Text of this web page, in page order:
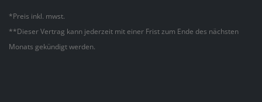
*Preis inkl. mwst.
**Dieser Vertrag kann jederzeit mit einer Frist zum Ende des nächsten
Monats gekündigt werden.